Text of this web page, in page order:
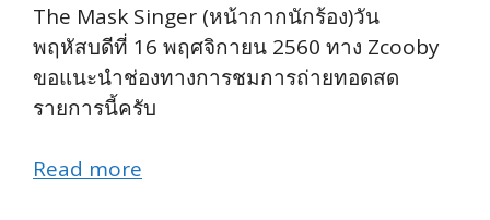
The Mask Singer (หน้ากากนักร้อง)วัน
พฤหัสบดีที่ 16 พฤศจิกายน 2560 ทาง Zcooby
ขอแนะนำช่องทางการชมการถ่ายทอดสด
รายการนี้ครับ
Read more